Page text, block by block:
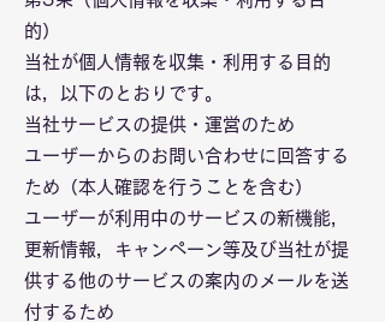
的）
当社が個人情報を収集・利用する目的
は，以下のとおりです。
当社サービスの提供・運営のため
ユーザーからのお問い合わせに回答する
ため（本人確認を行うことを含む）
ユーザーが利用中のサービスの新機能，
更新情報，キャンペーン等及び当社が提
供する他のサービスの案内のメールを送
付するため